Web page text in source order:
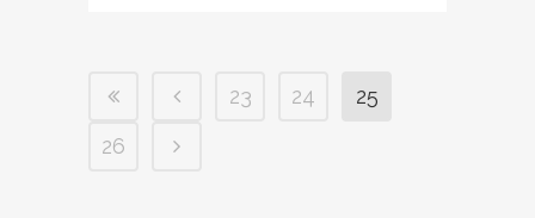
23 24
25
26